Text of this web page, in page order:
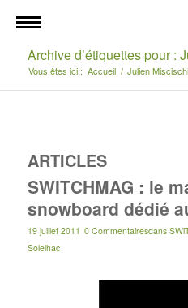
Archive d’étiquettes pour :
Vous êtes ici : Accueil / Julien
ARTICLES
SWITCHMAG : le
snowboard dédié
19 juillet 2011 0 Commentairesdans
Solelhac